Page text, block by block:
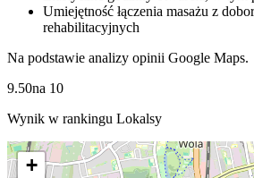
Umiejętność łączenia masażu z
rehabilitacyjnych
Na podstawie analizy opinii Google Maps.
9.50na 10
Wynik w rankingu Lokalsy
+